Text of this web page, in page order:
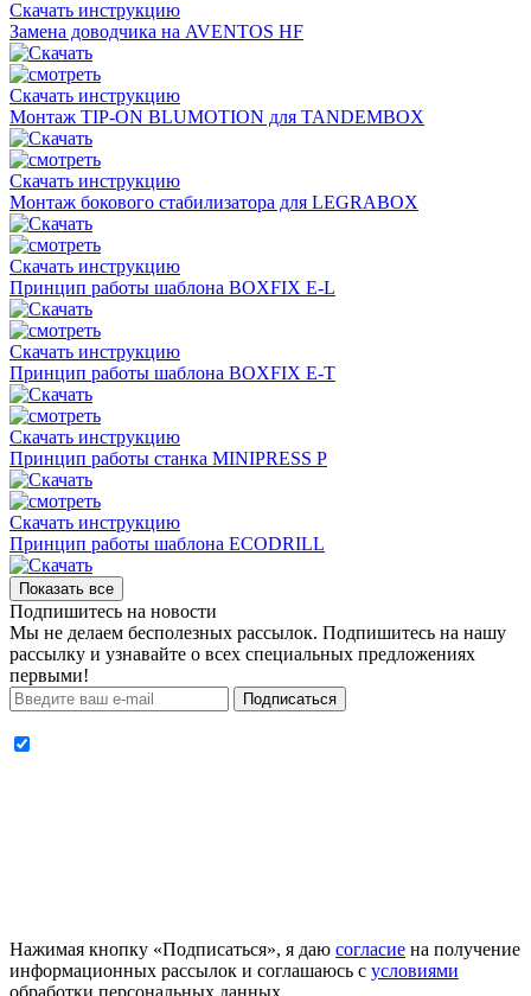
Скачать инструкцию
Замена доводчика на AVENTOS HF
Скачать инструкцию
Монтаж TIP-ON BLUMOTION для TANDEMBOX
Скачать инструкцию
Монтаж бокового стабилизатора для LEGRABOX
Скачать инструкцию
Принцип работы шаблона BOXFIX E-L
Скачать инструкцию
Принцип работы шаблона BOXFIX E-T
Скачать инструкцию
Принцип работы станка MINIPRESS P
Скачать инструкцию
Принцип работы шаблона ECODRILL
Показать все
Подпишитесь на новости
Мы не делаем бесполезных рассылок. Подпишитесь на нашу
рассылку и узнавайте о всех специальных предложениях
первыми!
Подписаться
Нажимая кнопку «Подписаться», я даю согласие на получение
информационных рассылок и соглашаюсь с условиями
обработки персональных данных.